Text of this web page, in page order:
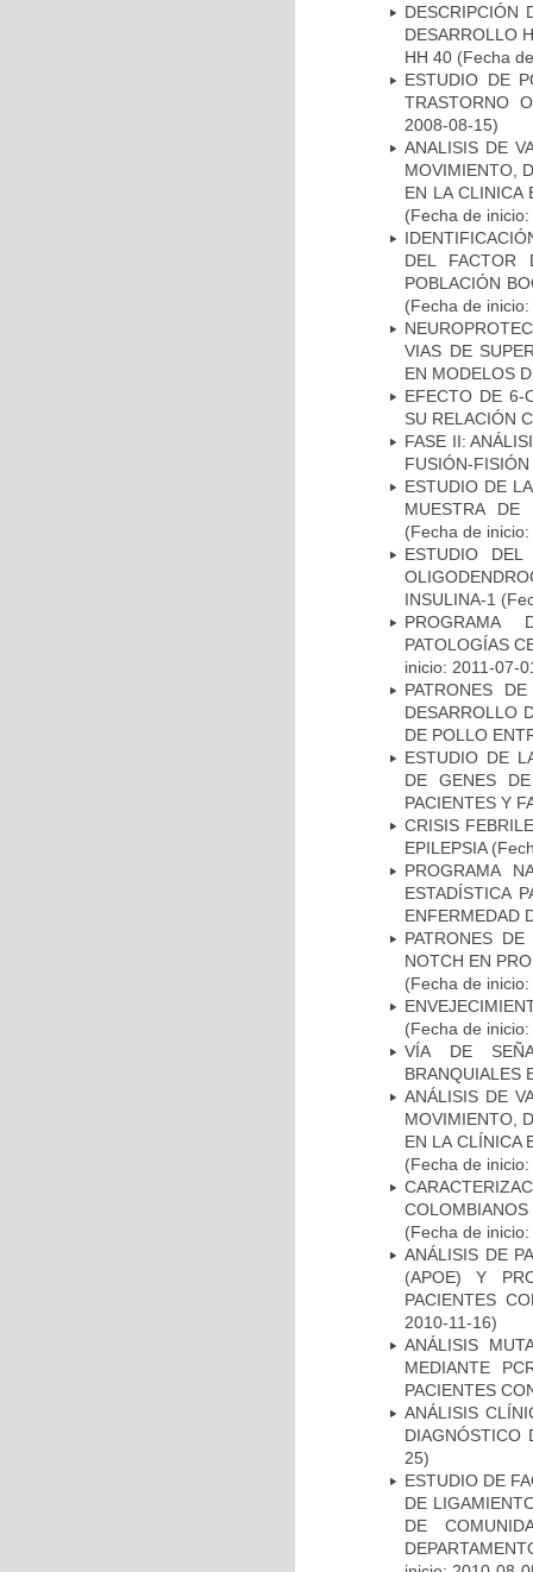
DESCRIPCIÓN
DESARROLLO
HH 40 (Fecha
ESTUDIO DE
TRASTORNO
2008-08-15)
ANALISIS DE
MOVIMIENTO,
EN LA CLINICA
(Fecha de
DEL FACTOR
POBLACIÓN
(Fecha de
VIAS DE
EN MODELOS
EFECTO DE 6-
SU RELACIÓN
FASE II:
FUSIÓN-
ESTUDIO DE
MUESTRA DE
(Fecha de
ESTUDIO
INSULINA-1
PROGRAMA
PATOLOGÍAS
inicio: 2011-07-
PATRONES
DESARROLLO
DE POLLO
ESTUDIO DE
DE GENES
PACIENTES Y
CRISIS
EPILEPSIA
PROGRAMA
ESTADÍSTICA
ENFERMEDAD
PATRONES
NOTCH EN
(Fecha de
(Fecha de
VÍA DE
BRANQUIALES
ANÁLISIS DE
MOVIMIENTO,
EN LA CLÍNICA
(Fecha de
(Fecha de
ANÁLISIS DE
(APOE) Y
PACIENTES
2010-11-16)
ANÁLISIS
MEDIANTE
PACIENTES
ANÁLISIS
DIAGNÓSTICO
25)
ESTUDIO DE
DE
DE